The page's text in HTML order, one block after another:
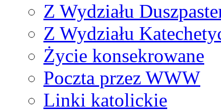
Z Wydziału
Z Wydziału
Życie konsekrowane
Poczta przez WWW
Linki katolickie